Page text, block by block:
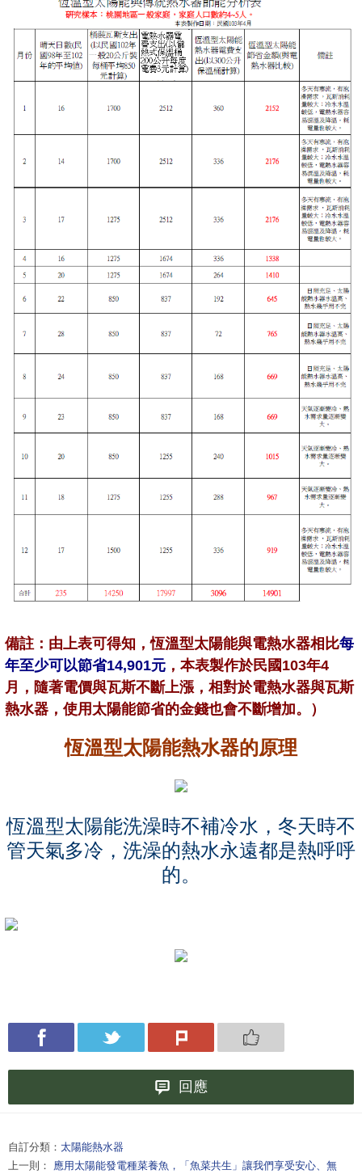
備註： 由上表可得知，恆溫型太陽能與電熱水器相比每
年至少可以節省14,901元 ， 本表製作於民國103年4
月，隨著電價與瓦斯不斷上漲，相對於電熱水器與瓦斯
熱水器，使用太陽能節省的金錢也會不斷增加。）
恆溫型太陽能熱水器的原理
恆溫型太陽能洗澡時不補冷水，冬天時不
管天氣多冷，洗澡的熱水永遠都是熱呼呼
的。
回應
自訂分類： 太陽能熱水器
上一則： 應用太陽能發電種菜養魚，「魚菜共生」讓我們享受安心、無